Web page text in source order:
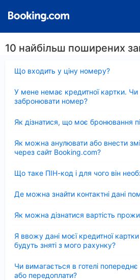
10 найбільш поширених
Що входить у ціну номеру?
У мене немає кредитної картки.
забронювати номер?
Як дізнатися, що моє бронювання
Як можна анулювати або внести
через сайт Booking.com?
Що таке ПІН-код і для чого він
Де можна знайти контактні дані
Як можна дізнатися вартість
Я ввожу дані моєї кредитної
будуть зняті з мого рахунку?
Чи вимагається в готелі
або передоплати?